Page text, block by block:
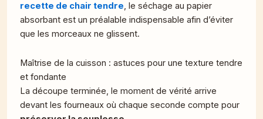
recette de chair tendre, le séchage au papier
absorbant est un préalable indispensable afin d’éviter
que les morceaux ne glissent.
Maîtrise de la cuisson : astuces pour une texture tendre
et fondante
La découpe terminée, le moment de vérité arrive
devant les fourneaux où chaque seconde compte pour